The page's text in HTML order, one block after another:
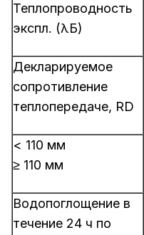
Теплопроводность
экспл. (λБ)
Декларируемое
сопротивление
теплопередаче, RD
< 110 мм
≥ 110 мм
Водопоглощение в
течение 24 ч по